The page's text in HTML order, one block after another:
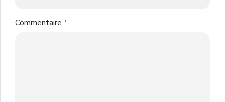
Commentaire *